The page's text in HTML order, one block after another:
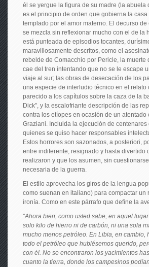
él se yergue la figura de su madre (la abuela
es el principio de orden que gobierna la casa
templado por el amor materno. El decurso
se mezcla sin reflexionar mucho con el de la
está punteada de episodios tocantes,
maravillosamente descritos, como el
rebelde de Comacchio por Pericle, la muerte
cae del tren intentando que no se le escape
viaje al sur; las obras de desecación de los
una especie de interludio técnico en el relato
parecido a los capítulos sobre la caza de la
Dick”, y la escalofriante descripción de las
contra los etíopes en ocasión de un atentado
Graziani. Incluida la ejecución de centenares
quienes se quiso hacer responsables
Estos horrores son sazonados, a posteriori,
entre indiferente, resignado y hasta divertido
realizaron y que los asumen, sin
necesaria de la guerra.
El estilo aprovecha los giros de la lengua
como suenan en italiano) para compactar un
ironía. Como en este párrafo que define la
“Ahora bien, como usted sabe, en aquel
solo kilo de hierro ni de carbón, ni una sola
mucho menos petróleo. En Libia, en cambio,
todo el petróleo que hubiésemos querido,
con él. No se encontraron los yacimientos
cuanto la tierra, donde los campesinos